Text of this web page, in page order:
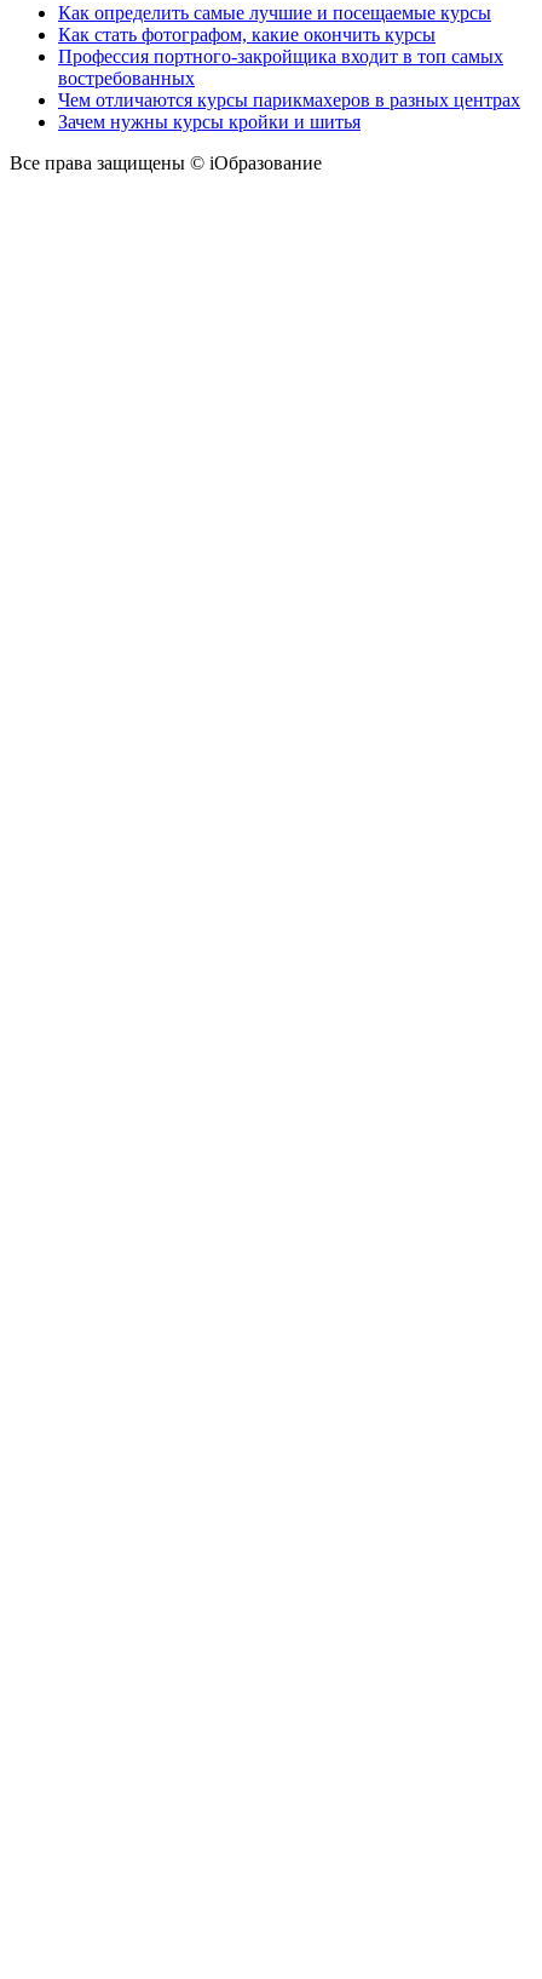
Как определить самые лучшие и посещаемые курсы
Как стать фотографом, какие окончить курсы
Профессия портного-закройщика входит в топ самых
востребованных
Чем отличаются курсы парикмахеров в разных центрах
Зачем нужны курсы кройки и шитья
Все права защищены © iОбразование